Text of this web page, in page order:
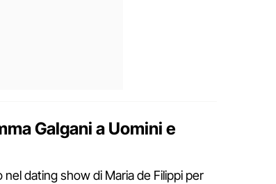
Galgani a Uomini e
dating show di Maria de Filippi per